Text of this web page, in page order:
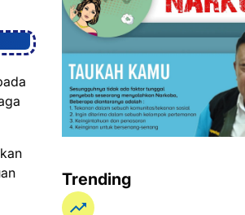
Trending